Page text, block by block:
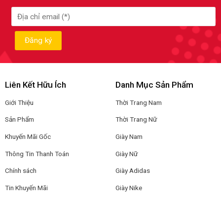
Liên Kết Hữu Ích
Giới Thiệu
Sản Phẩm
Khuyến Mãi Gốc
Thông Tin Thanh Toán
Chính sách
Tin Khuyến Mãi
Danh Mục Sản Phẩm
Thời Trang Nam
Thời Trang Nữ
Giày Nam
Giày Nữ
Giày Adidas
Giày Nike